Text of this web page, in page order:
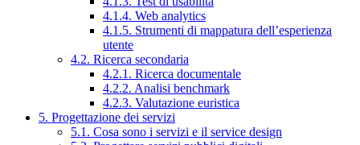
4.1.4. Web analytics
4.1.5. Strumenti di mappatura dell’esperienza
utente
4.2. Ricerca secondaria
4.2.1. Ricerca documentale
4.2.2. Analisi benchmark
4.2.3. Valutazione euristica
5. Progettazione dei servizi
5.1. Cosa sono i servizi e il service design